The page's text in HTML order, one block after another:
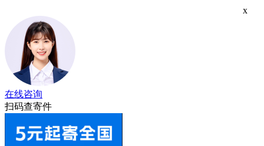
x
在线咨询
扫码查寄件